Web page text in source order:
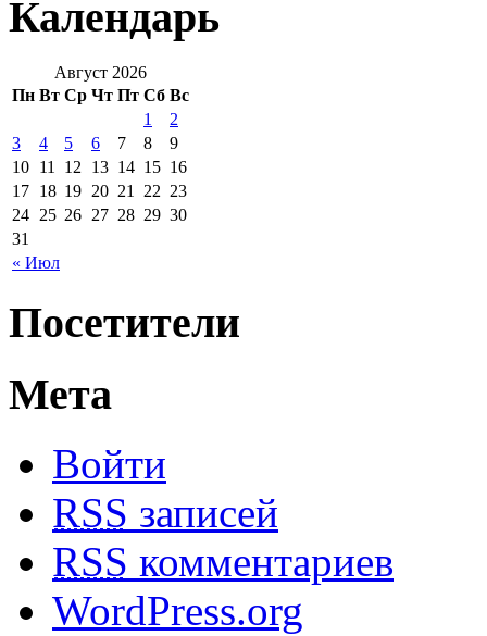
Календарь
Август 2026
Пн Вт Ср Чт Пт Сб Вс
« Июл
1
2
3
4 5 6 7 8
9
10 11 12 13 14 15 16
17 18 19 20 21 22 23
24 25 26 27 28 29 30
31
Посетители
Мета
Войти
RSS записей
RSS комментариев
WordPress.org